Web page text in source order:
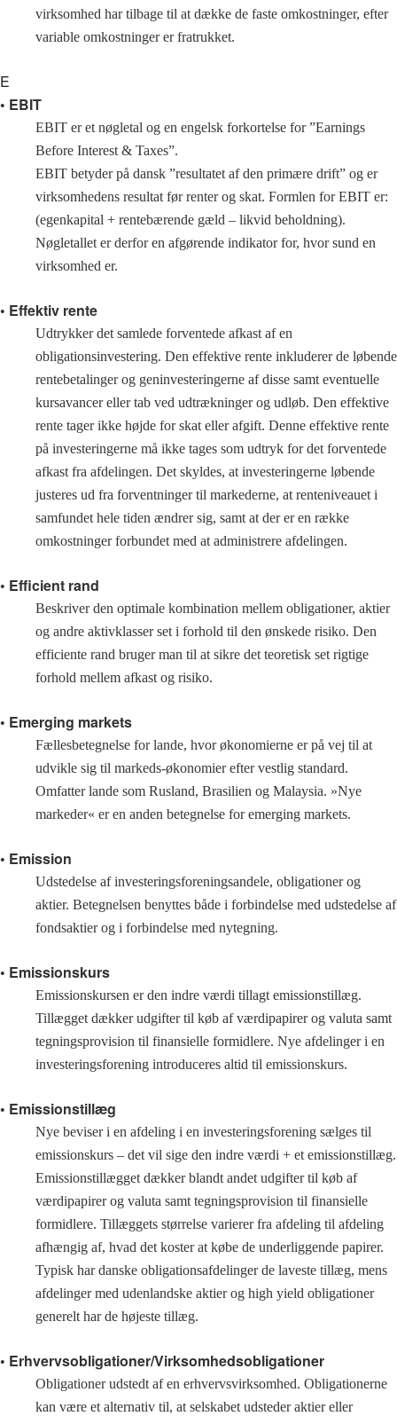
virksomhed har tilbage til at dække de faste omkostninger, efter
variable omkostninger er fratrukket.
E
• EBIT
EBIT er et nøgletal og en engelsk forkortelse for ”Earnings
Before Interest & Taxes”.
EBIT betyder på dansk ”resultatet af den primære drift” og er
virksomhedens resultat før renter og skat. Formlen for EBIT er:
(egenkapital + rentebærende gæld – likvid beholdning).
Nøgletallet er derfor en afgørende indikator for, hvor sund en
virksomhed er.
• Effektiv rente
Udtrykker det samlede forventede afkast af en
obligationsinvestering. Den effektive rente inkluderer de løbende
rentebetalinger og geninvesteringerne af disse samt eventuelle
kursavancer eller tab ved udtrækninger og udløb. Den effektive
rente tager ikke højde for skat eller afgift. Denne effektive rente
på investeringerne må ikke tages som udtryk for det forventede
afkast fra afdelingen. Det skyldes, at investeringerne løbende
justeres ud fra forventninger til markederne, at renteniveauet i
samfundet hele tiden ændrer sig, samt at der er en række
omkostninger forbundet med at administrere afdelingen.
• Efficient rand
Beskriver den optimale kombination mellem obligationer, aktier
og andre aktivklasser set i forhold til den ønskede risiko. Den
efficiente rand bruger man til at sikre det teoretisk set rigtige
forhold mellem afkast og risiko.
• Emerging markets
Fællesbetegnelse for lande, hvor økonomierne er på vej til at
udvikle sig til markeds-økonomier efter vestlig standard.
Omfatter lande som Rusland, Brasilien og Malaysia. »Nye
markeder« er en anden betegnelse for emerging markets.
• Emission
Udstedelse af investeringsforeningsandele, obligationer og
aktier. Betegnelsen benyttes både i forbindelse med udstedelse af
fondsaktier og i forbindelse med nytegning.
• Emissionskurs
Emissionskursen er den indre værdi tillagt emissionstillæg.
Tillægget dækker udgifter til køb af værdipapirer og valuta samt
tegningsprovision til finansielle formidlere. Nye afdelinger i en
investeringsforening introduceres altid til emissionskurs.
• Emissionstillæg
Nye beviser i en afdeling i en investeringsforening sælges til
emissionskurs – det vil sige den indre værdi + et emissionstillæg.
Emissionstillægget dækker blandt andet udgifter til køb af
værdipapirer og valuta samt tegningsprovision til finansielle
formidlere. Tillæggets størrelse varierer fra afdeling til afdeling
afhængig af, hvad det koster at købe de underliggende papirer.
Typisk har danske obligationsafdelinger de laveste tillæg, mens
afdelinger med udenlandske aktier og high yield obligationer
generelt har de højeste tillæg.
• Erhvervsobligationer/Virksomhedsobligationer
Obligationer udstedt af en erhvervsvirksomhed. Obligationerne
kan være et alternativ til, at selskabet udsteder aktier eller